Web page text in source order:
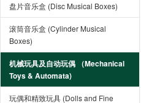
盘片音乐盒 (Disc Musical Boxes)
滚筒音乐盒 (Cylinder Musical
Boxes)
机械玩具及自动玩偶 （Mechanical
Toys & Automata)
玩偶和精致玩具 (Dolls and Fine